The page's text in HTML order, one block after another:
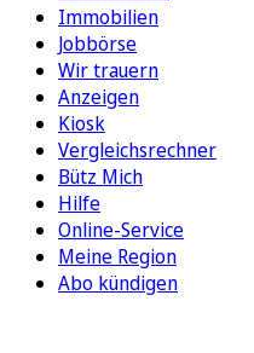
Immobilien
Jobbörse
Wir trauern
Anzeigen
Kiosk
Vergleichsrechner
Bütz Mich
Hilfe
Online-Service
Meine Region
Abo kündigen